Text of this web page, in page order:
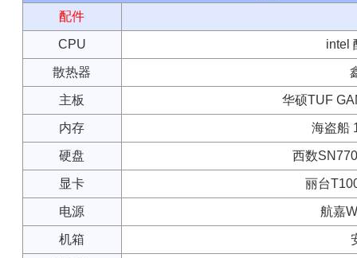
配件
CPU intel
散热器
主板 华硕TUF
内存 海盗船
硬盘 西数
显卡 丽台
电源 航嘉
机箱